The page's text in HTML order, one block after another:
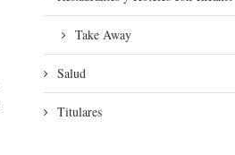
Take Away
Salud
Titulares